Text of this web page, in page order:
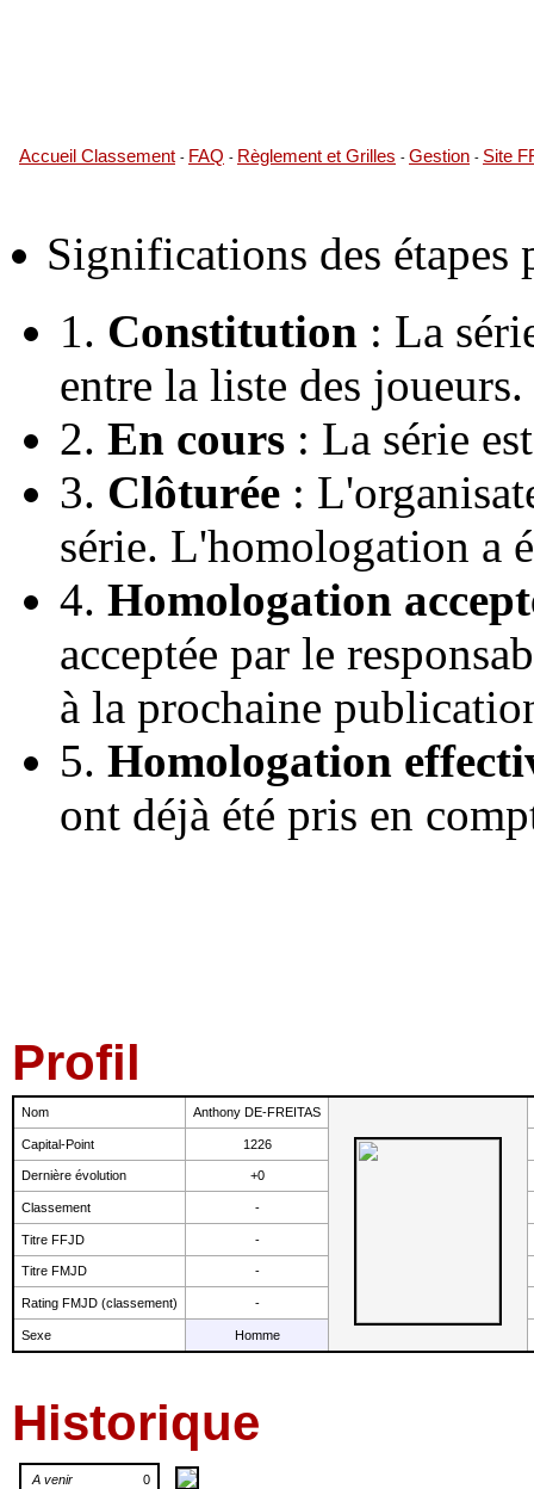
Accueil Classement - FAQ - Règlement et Grilles - Gestion - Site
Significations des
1. Constitution : La
entre la liste des joueurs.
2. En cours : La série
3. Clôturée :
série. L'homologation a
4. Homologation
acceptée par le
à la prochaine
5. Homologation
ont déjà été pris en
Profil
Nom Anthony DE-FREITAS
Capital-Point 1226
Dernière évolution +0
Classement -
Titre FFJD -
Titre FMJD -
Rating FMJD (classement) -
Sexe Homme
Historique
A venir
0